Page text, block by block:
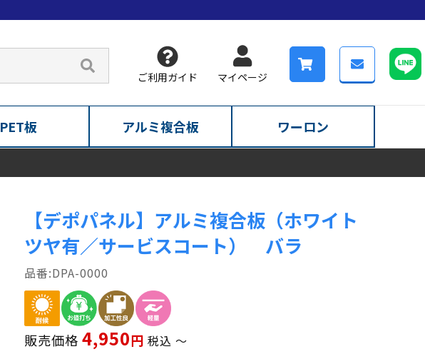
ご利用ガイド マイページ
PET板 アルミ複合板 ワーロン
【デポパネル】アルミ複合板（ホワイト
ツヤ有／サービスコート） バラ
DPA-0000
販売価格 4,950 税込 〜